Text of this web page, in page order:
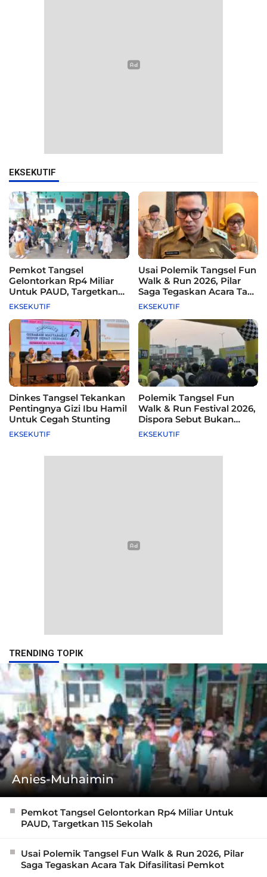
EKSEKUTIF
Pemkot Tangsel
Gelontorkan Rp4 Miliar
Untuk PAUD, Targetkan
115 Sekolah
EKSEKUTIF
Usai Polemik Tangsel Fun
Walk & Run 2026, Pilar
Saga Tegaskan Acara Tak
Difasilitasi Pemkot
EKSEKUTIF
Dinkes Tangsel Tekankan
Pentingnya Gizi Ibu Hamil
Untuk Cegah Stunting
EKSEKUTIF
Polemik Tangsel Fun
Walk & Run Festival 2026,
Dispora Sebut Bukan
Agenda Pemkot
EKSEKUTIF
TRENDING TOPIK
Anies-Muhaimin
Pemkot Tangsel Gelontorkan Rp4 Miliar Untuk
PAUD, Targetkan 115 Sekolah
Usai Polemik Tangsel Fun Walk & Run 2026, Pilar
Saga Tegaskan Acara Tak Difasilitasi Pemkot